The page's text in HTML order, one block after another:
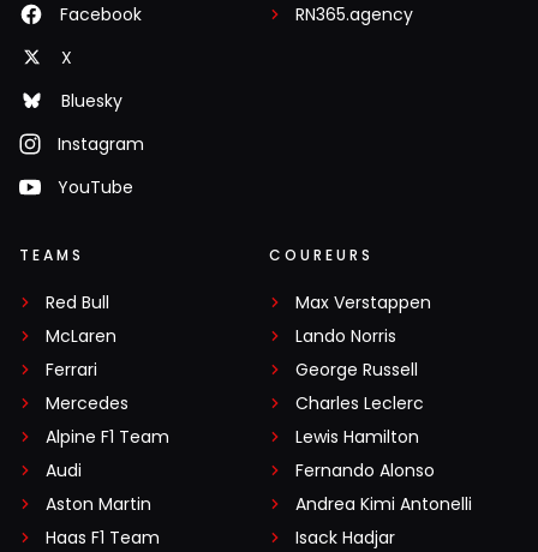
Facebook
X
Bluesky
Instagram
YouTube
RN365.agency
TEAMS
Red Bull
McLaren
Ferrari
Mercedes
Alpine F1 Team
Audi
Aston Martin
Haas F1 Team
COUREURS
Max Verstappen
Lando Norris
George Russell
Charles Leclerc
Lewis Hamilton
Fernando Alonso
Andrea Kimi Antonelli
Isack Hadjar